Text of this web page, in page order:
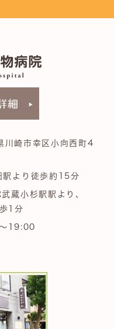
崎市幸区小向西町4
駅より徒歩約15分
蔵小杉駅駅より、
1分
19:00